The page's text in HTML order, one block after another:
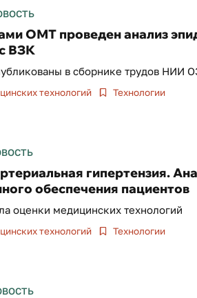
ОМТ проведен анализ
ВЗК
в сборнике трудов
технологий Технологии
гипертензия.
обеспечения пациентов
оценки медицинских технологий
технологий Технологии